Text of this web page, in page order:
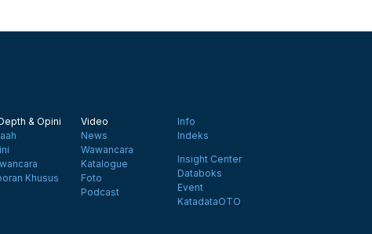
& Opini
Khusus
Video
News
Wawancara
Katalogue
Foto
Podcast
Info
Indeks
Insight Center
Databoks
Event
KatadataOTO